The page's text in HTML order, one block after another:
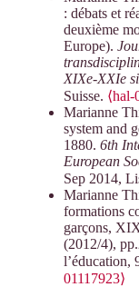
: débats et
deuxième
Europe).
XIXe-XXIe
Suisse. ⟨hal-
Marianne
system and
1880. 6th
European
Sep 2014,
Marianne
formations
garçons,
(2012/4),
l’éducation,
01117923⟩